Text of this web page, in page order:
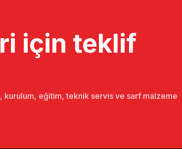
için teklif
kurulum, eğitim, teknik servis ve sarf malzeme